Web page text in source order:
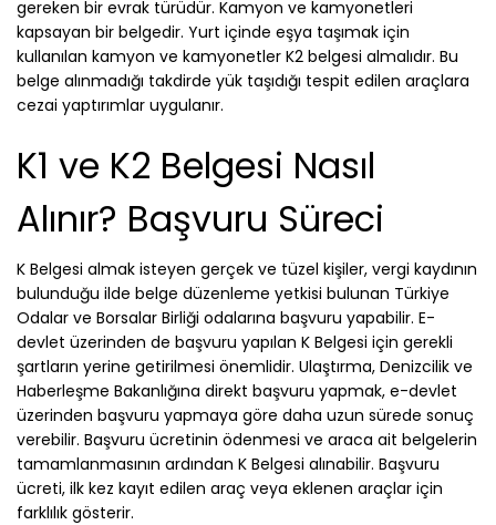
gereken bir evrak türüdür. Kamyon ve kamyonetleri
kapsayan bir belgedir. Yurt içinde eşya taşımak için
kullanılan kamyon ve kamyonetler K2 belgesi almalıdır. Bu
belge alınmadığı takdirde yük taşıdığı tespit edilen araçlara
cezai yaptırımlar uygulanır.
K1 ve K2 Belgesi Nasıl
Alınır? Başvuru Süreci
K Belgesi almak isteyen gerçek ve tüzel kişiler, vergi kaydının
bulunduğu ilde belge düzenleme yetkisi bulunan Türkiye
Odalar ve Borsalar Birliği odalarına başvuru yapabilir. E-
devlet üzerinden de başvuru yapılan K Belgesi için gerekli
şartların yerine getirilmesi önemlidir. Ulaştırma, Denizcilik ve
Haberleşme Bakanlığına direkt başvuru yapmak, e-devlet
üzerinden başvuru yapmaya göre daha uzun sürede sonuç
verebilir. Başvuru ücretinin ödenmesi ve araca ait belgelerin
tamamlanmasının ardından K Belgesi alınabilir. Başvuru
ücreti, ilk kez kayıt edilen araç veya eklenen araçlar için
farklılık gösterir.